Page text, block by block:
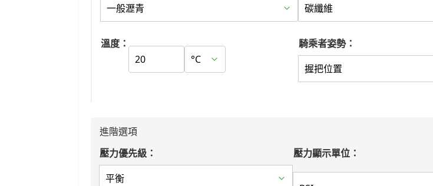
溫度： 騎乘者姿勢：
進階選項
壓力優先級：
壓力顯示單位：